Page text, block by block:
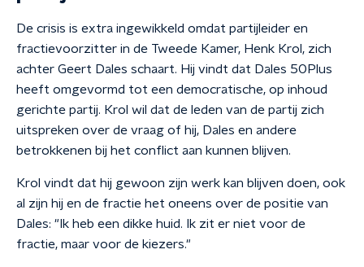
De crisis is extra ingewikkeld omdat partijleider en
fractievoorzitter in de Tweede Kamer, Henk Krol, zich
achter Geert Dales schaart. Hij vindt dat Dales 50Plus
heeft omgevormd tot een democratische, op inhoud
gerichte partij. Krol wil dat de leden van de partij zich
uitspreken over de vraag of hij, Dales en andere
betrokkenen bij het conflict aan kunnen blijven.
Krol vindt dat hij gewoon zijn werk kan blijven doen, ook
al zijn hij en de fractie het oneens over de positie van
Dales: "Ik heb een dikke huid. Ik zit er niet voor de
fractie, maar voor de kiezers."